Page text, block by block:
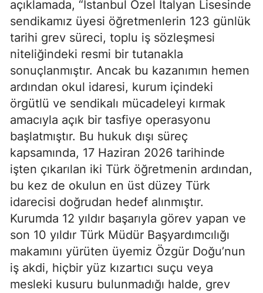
açıklamada, “İstanbul Özel İtalyan Lisesinde
sendikamız üyesi öğretmenlerin 123 günlük
tarihi grev süreci, toplu iş sözleşmesi
niteliğindeki resmi bir tutanakla
sonuçlanmıştır. Ancak bu kazanımın hemen
ardından okul idaresi, kurum içindeki
örgütlü ve sendikalı mücadeleyi kırmak
amacıyla açık bir tasfiye operasyonu
başlatmıştır. Bu hukuk dışı süreç
kapsamında, 17 Haziran 2026 tarihinde
işten çıkarılan iki Türk öğretmenin ardından,
bu kez de okulun en üst düzey Türk
idarecisi doğrudan hedef alınmıştır.
Kurumda 12 yıldır başarıyla görev yapan ve
son 10 yıldır Türk Müdür Başyardımcılığı
makamını yürüten üyemiz Özgür Doğu’nun
iş akdi, hiçbir yüz kızartıcı suçu veya
mesleki kusuru bulunmadığı halde, grev